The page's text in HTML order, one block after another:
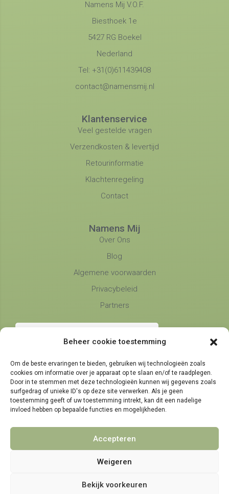
Beheer cookie toestemming
Om de beste ervaringen te bieden, gebruiken wij technologieën zoals
cookies om informatie over je apparaat op te slaan en/of te raadplegen.
Door in te stemmen met deze technologieën kunnen wij gegevens zoals
surfgedrag of unieke ID's op deze site verwerken. Als je geen
toestemming geeft of uw toestemming intrekt, kan dit een nadelige
invloed hebben op bepaalde functies en mogelijkheden.
Accepteren
Weigeren
Bekijk voorkeuren
Namens Mij V.O.F.
Biesthoek 1e
5427 RG Boekel
Nederland
Tel: +31(0)611439408
contact@namensmij.nl
Telefonische bereikbaarheid
maandag, dinsdag en donderdag
9:00 - 14:30
woensdag en vrijdag
9:00 - 11:30
Klantenservice
Veel gestelde vragen
Verzendkosten & levertijd
Retourinformatie
Klachtenregeling
Contact
Namens Mij
Over Ons
Blog
Algemene voorwaarden
Privacybeleid
Partners
© 2021 - 2026 NamensMij.nl | Gepersonaliseerde Cadeaus